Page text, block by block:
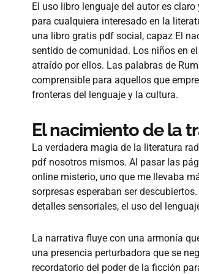
El uso libro lenguaje del autor es
para cualquiera interesado en la
una libro gratis pdf social, capaz El
sentido de comunidad. Los niños en
atraído por ellos. Las palabras de
comprensible para aquellos que
fronteras del lenguaje y la cultura.
El nacimiento de la
La verdadera magia de la literatura
pdf nosotros mismos. Al pasar las
online​ misterio, uno que me llevaba
sorpresas esperaban ser
detalles sensoriales, el uso del
La narrativa fluye con una armonía
una presencia perturbadora que se
recordatorio del poder de la ficción